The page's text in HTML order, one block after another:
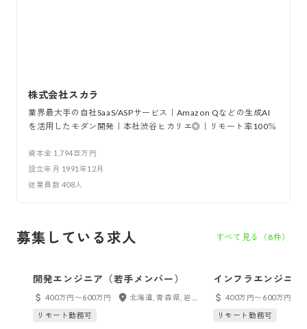
株式会社スカラ
業界最大手の自社SaaS/ASPサービス｜Amazon Qなどの生成AI
を活用したモダン開発｜本社渋谷ヒカリエ◎｜リモート率100％
資本金 1,794百万円
設立年月 1991年12月
従業員数 408人
募集している求人 すべて見る（8件）
開発エンジニア（若手メンバー）
400万円〜600万円
リモート勤務可
インフラエンジニ
ー）400万円〜600万円
リモート勤務可